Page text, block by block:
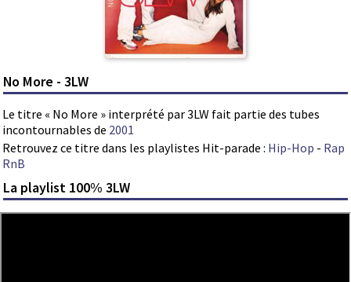
No More - 3LW
Le titre « No More » interprété par 3LW fait partie des tubes
incontournables de 2001
Retrouvez ce titre dans les playlistes Hit-parade : Hip-Hop - Rap
RnB
La playlist 100% 3LW